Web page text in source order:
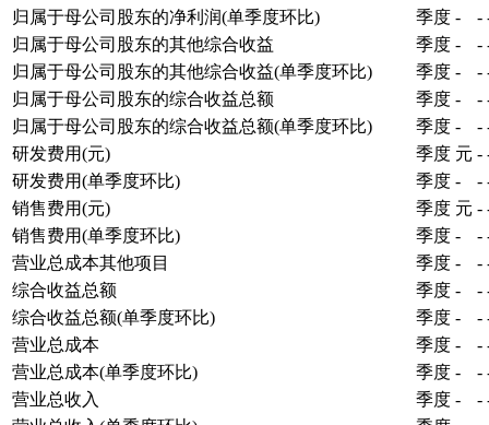
归属于母公司股东的净利润(单季度环比)
季度 - -
归属于母公司股东的其他综合收益
季度 - -
归属于母公司股东的其他综合收益(单季度环比)
季度 - -
归属于母公司股东的综合收益总额
季度 - -
归属于母公司股东的综合收益总额(单季度环比)
季度 - -
研发费用(元)
季度 元 -
研发费用(单季度环比)
季度 - -
销售费用(元)
季度 元 -
销售费用(单季度环比)
季度 - -
营业总成本其他项目
季度 - -
综合收益总额
季度 - -
综合收益总额(单季度环比)
季度 - -
营业总成本
季度 - -
营业总成本(单季度环比)
季度 - -
营业总收入
季度 - -